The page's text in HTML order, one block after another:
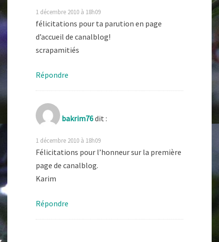
1 décembre 2010 à 18h09
félicitations pour ta parution en page
d’accueil de canalblog!
scrapamitiés
Répondre
bakrim76dit :
1 décembre 2010 à 18h09
Félicitations pour l’honneur sur la première
page de canalblog.
Karim
Répondre